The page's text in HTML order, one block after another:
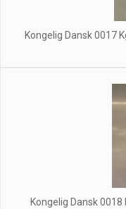
Kongelig Dansk 0017
Kongelig Dansk 0018